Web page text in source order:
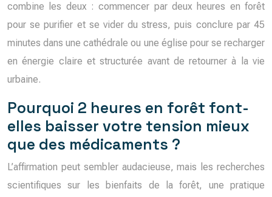
combine les deux : commencer par deux heures en forêt
pour se purifier et se vider du stress, puis conclure par 45
minutes dans une cathédrale ou une église pour se recharger
en énergie claire et structurée avant de retourner à la vie
urbaine.
Pourquoi 2 heures en forêt font-
elles baisser votre tension mieux
que des médicaments ?
L’affirmation peut sembler audacieuse, mais les recherches
scientifiques sur les bienfaits de la forêt, une pratique